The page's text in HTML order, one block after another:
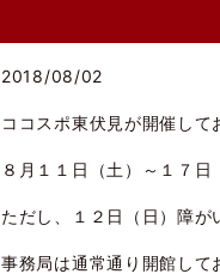
2018/08/02
ココスポ東伏見が開催して
８月１１日（土）～１７
ただし、１２日（日）障が
事務局は通常通り開館して